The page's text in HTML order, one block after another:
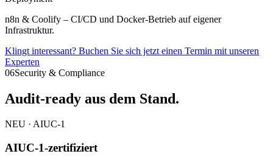
n8n & Coolify – CI/CD und Docker-Betrieb auf eigener
Infrastruktur.
Klingt interessant? Buchen Sie sich jetzt einen Termin mit unseren
Experten
06Security & Compliance
Audit-ready aus dem Stand.
NEU · AIUC-1
AIUC-1-zertifiziert